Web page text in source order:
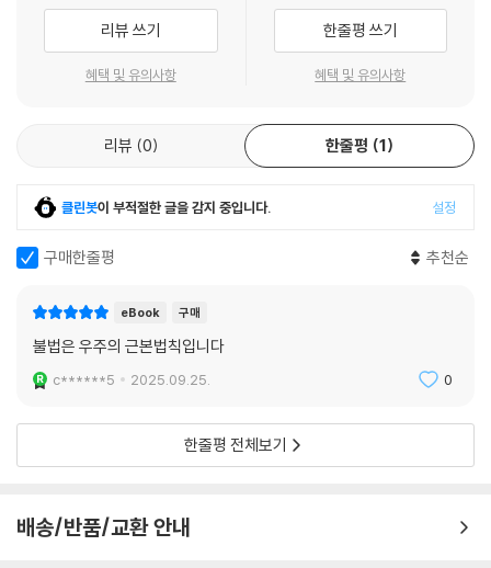
리뷰 쓰기
혜택 및 유의사항
한줄평 쓰기
혜택 및 유의사항
리뷰 0 한줄평 1
클린봇이 부적절한 글을 감지 중입니다. 설정
구매한줄평 추천순
eBook 구매
불법은 우주의 근본법칙입니다
c******5 2025.09.25. 0
한줄평 전체보기
배송/반품/교환 안내